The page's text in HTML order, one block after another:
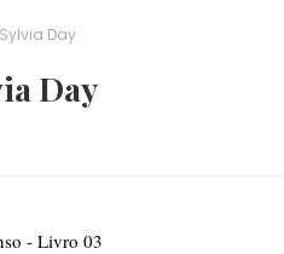
Day
Day
- Livro 03